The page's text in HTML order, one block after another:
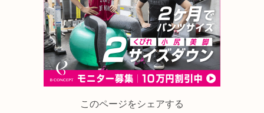
このページをシェアする